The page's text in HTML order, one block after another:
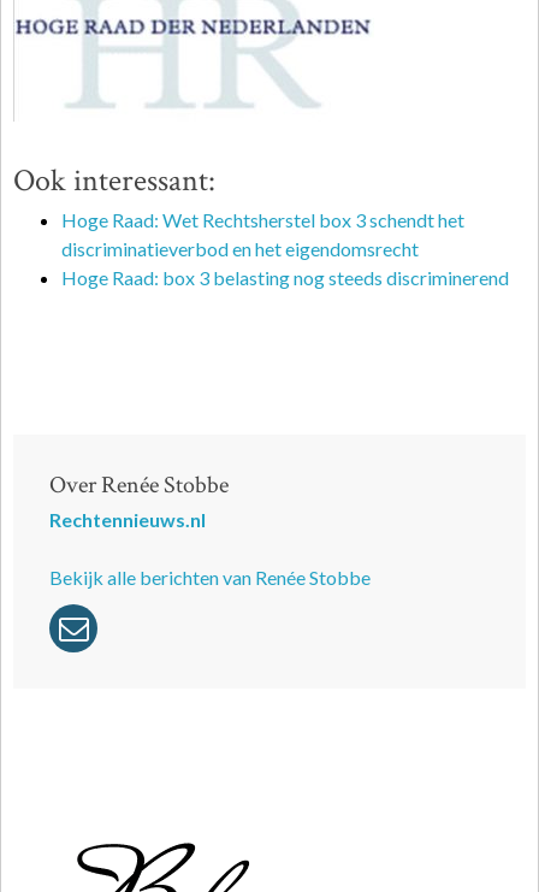
Ook interessant:
Hoge Raad: Wet Rechtsherstel box 3 schendt het
discriminatieverbod en het eigendomsrecht
Hoge Raad: box 3 belasting nog steeds discriminerend
Over Renée Stobbe
Rechtennieuws.nl
Bekijk alle berichten van Renée Stobbe